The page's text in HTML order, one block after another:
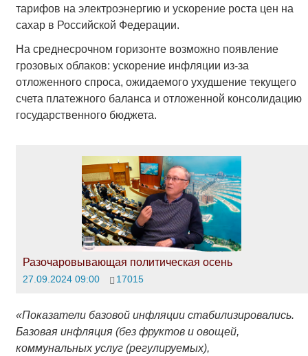
тарифов на электроэнергию и ускорение роста цен на
сахар в Российской Федерации.
На среднесрочном горизонте возможно появление
грозовых облаков: ускорение инфляции из-за
отложенного спроса, ожидаемого ухудшение текущего
счета платежного баланса и отложенной консолидацию
государственного бюджета.
Разочаровывающая политическая осень
27.09.2024 09:00 17015
«Показатели базовой инфляции стабилизировались.
Базовая инфляция (без фруктов и овощей,
коммунальных услуг (регулируемых),